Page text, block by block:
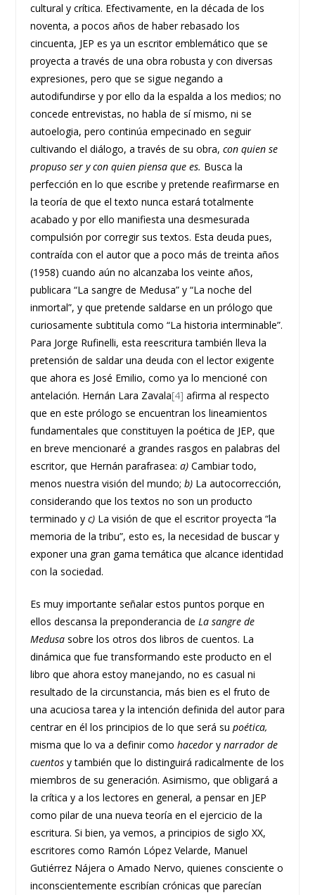
cultural y crítica. Efectivamente, en la década de los
noventa, a pocos años de haber rebasado los
cincuenta, JEP es ya un escritor emblemático que se
proyecta a través de una obra robusta y con diversas
expresiones, pero que se sigue negando a
autodifundirse y por ello da la espalda a los medios; no
concede entrevistas, no habla de sí mismo, ni se
autoelogia, pero continúa empecinado en seguir
cultivando el diálogo, a través de su obra, con quien se
propuso ser y con quien piensa que es. Busca la
perfección en lo que escribe y pretende reafirmarse en
la teoría de que el texto nunca estará totalmente
acabado y por ello manifiesta una desmesurada
compulsión por corregir sus textos. Esta deuda pues,
contraída con el autor que a poco más de treinta años
(1958) cuando aún no alcanzaba los veinte años,
publicara “La sangre de Medusa” y “La noche del
inmortal”, y que pretende saldarse en un prólogo que
curiosamente subtitula como “La historia interminable”.
Para Jorge Rufinelli, esta reescritura también lleva la
pretensión de saldar una deuda con el lector exigente
que ahora es José Emilio, como ya lo mencioné con
antelación. Hernán Lara Zavala[4] afirma al respecto
que en este prólogo se encuentran los lineamientos
fundamentales que constituyen la poética de JEP, que
en breve mencionaré a grandes rasgos en palabras del
escritor, que Hernán parafrasea: a)Cambiar todo,
menos nuestra visión del mundo; b)La autocorrección,
considerando que los textos no son un producto
terminado y c)La visión de que el escritor proyecta “la
memoria de la tribu”, esto es, la necesidad de buscar y
exponer una gran gama temática que alcance identidad
con la sociedad.
Es muy importante señalar estos puntos porque en
ellos descansa la preponderancia de La sangre de
Medusasobre los otros dos libros de cuentos. La
dinámica que fue transformando este producto en el
libro que ahora estoy manejando, no es casual ni
resultado de la circunstancia, más bien es el fruto de
una acuciosa tarea y la intención definida del autor para
centrar en él los principios de lo que será su poética,
misma que lo va a definir como hacedory narrador de
cuentosy también que lo distinguirá radicalmente de los
miembros de su generación. Asimismo, que obligará a
la crítica y a los lectores en general, a pensar en JEP
como pilar de una nueva teoría en el ejercicio de la
escritura. Si bien, ya vemos, a principios de siglo XX,
escritores como Ramón López Velarde, Manuel
Gutiérrez Nájera o Amado Nervo, quienes consciente o
inconscientemente escribían crónicas que parecían